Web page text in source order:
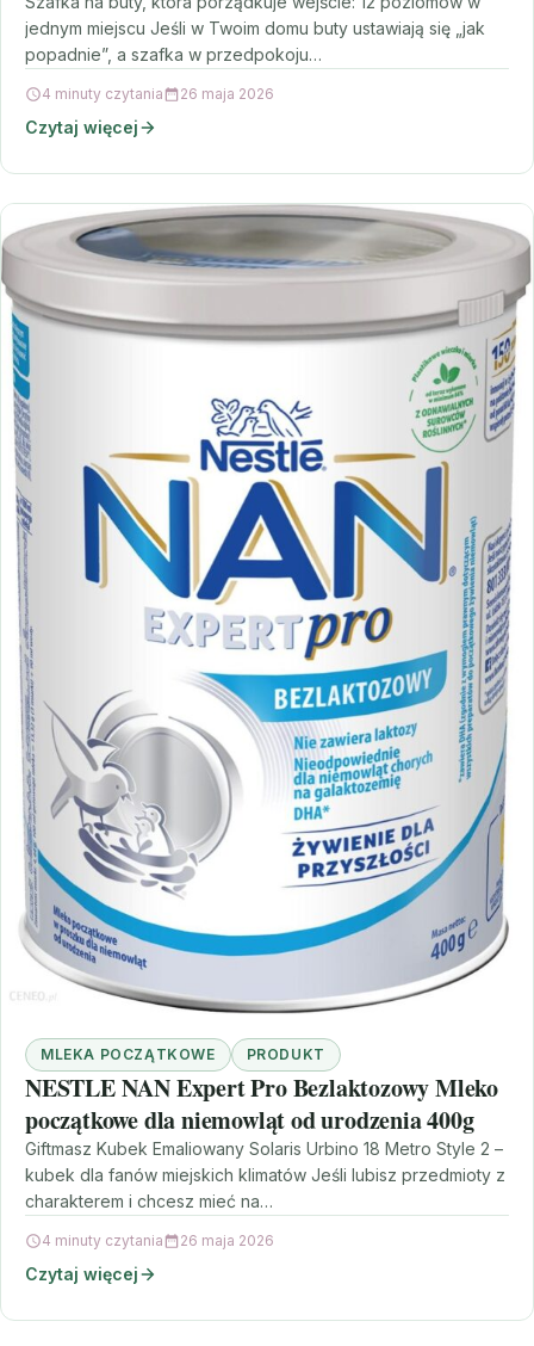
jednym miejscu Jeśli w Twoim domu buty ustawiają się „jak
popadnie”, a szafka w przedpokoju…
4 minuty czytania 26 maja 2026
Czytaj więcej
MLEKA POCZĄTKOWE PRODUKT
NESTLE NAN Expert Pro Bezlaktozowy Mleko
początkowe dla niemowląt od urodzenia 400g
Giftmasz Kubek Emaliowany Solaris Urbino 18 Metro Style 2 –
kubek dla fanów miejskich klimatów Jeśli lubisz przedmioty z
charakterem i chcesz mieć na…
4 minuty czytania 26 maja 2026
Czytaj więcej